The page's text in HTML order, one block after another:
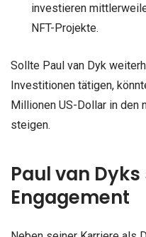
investieren
NFT-Projekte.
Sollte Paul van Dyk
Investitionen tätigen,
Millionen US-Dollar in den
steigen.
Paul van
Engagement